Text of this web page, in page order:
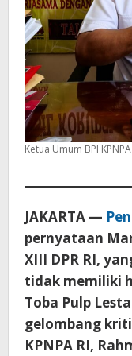
Ketua Umum BPI
JAKARTA —
pernyataan
XIII DPR RI,
tidak memiliki
Toba Pulp
gelombang
KPNPA RI,